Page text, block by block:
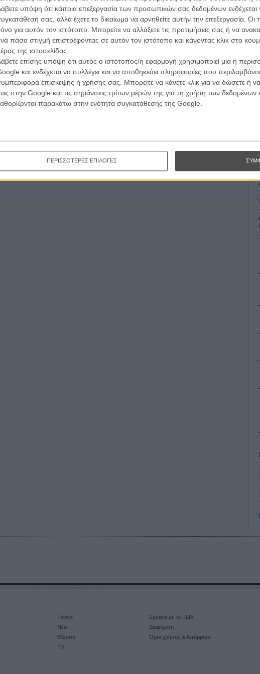
υπόψη ότι κάποια επεξεργασία των προσωπικών σας δεδομένων ενδέχεται
σας, αλλά έχετε το δικαίωμα να αρνηθείτε αυτήν την επεξεργασία. Οι
για αυτόν τον ιστότοπο. Μπορείτε να αλλάξετε τις προτιμήσεις σας ή να
πάσα στιγμή επιστρέφοντας σε αυτόν τον ιστότοπο και κάνοντας κλικ στο
της ιστοσελίδας.
επίσης υπόψη ότι αυτός ο ιστότοπος/η εφαρμογή χρησιμοποιεί μία ή
και ενδέχεται να συλλέγει και να αποθηκεύει πληροφορίες που
επίσκεψης ή χρήσης σας. Μπορείτε να κάνετε κλικ για να δώσετε ή
στην Google και τις σημάνσεις τρίτων μερών της για τη χρήση των
παρακάτω στην ενότητα συγκατάθεσης της Google.
ΠΕΡΙΣΣΟΤΕΡΕΣ ΕΠΙΛΟΓΕΣ
υπήρχε κάτι στο πρώτο “Alien” που κανείς ποτέ δεν θέλησε να
της παρουσίασης είχε να κάνει με το 3D. «Δεν θα ξαναδουλέψω ποτέ
μικρές σκηνές διαλόγου», είπε ο Σκοτ ενθαρρύνοντας τη βιομηχανία και
την ταινία πέρασε καλύτερα από ποτέ.
αίθουσες τον Ιούνιο του 2012 και περισσότερα μπορείτε να μάθετε από το
Ταινίες
Νέα
Θέματα
TV
Σχετικά με το FLIX
Διαφήμιση
Όροι χρήσης & Απόρρητο